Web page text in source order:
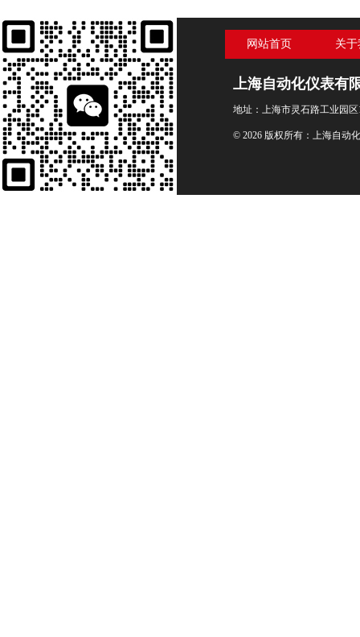
网站首页 关
上海自动化仪表有
地址：上海市灵石路工业园区
© 2026 版权所有：上海自动